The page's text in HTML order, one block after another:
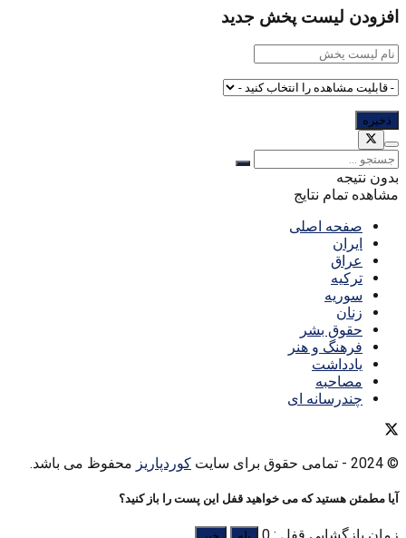
افزودن لیست پخش جدید
بدون نتیجه
مشاهده تمام نتایج
صفحه اصلی
ایران
عراق
ترکیه
سوریه
زنان
حقوق بشر
فرهنگ و هنر
یادداشت
مصاحبه
چندرسانه ای
© 2024 - تمامی حقوق برای سایت کوردپاریز محفوظ می باشد.
آیا مطمئن هستید که می خواهید قفل این پست را باز کنید؟
زمان بازگشایی قفل : 0